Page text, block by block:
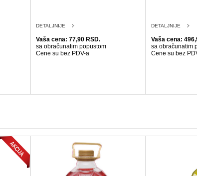
DETALJNIJE
Vaša cena: 77,90 RSD.
sa obračunatim popustom
Cene su bez PDV-a
DETALJNIJE
Vaša cena:
sa obračunatim
Cene su bez